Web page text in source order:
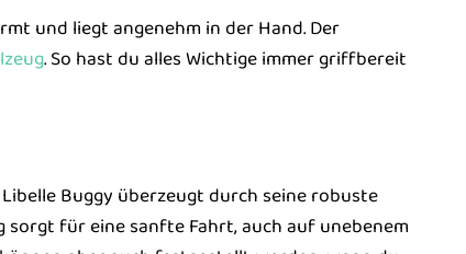
und liegt angenehm in der Hand. Der
. So hast du alles Wichtige immer griffbereit
Buggy überzeugt durch seine robuste
für eine sanfte Fahrt, auch auf unebenem